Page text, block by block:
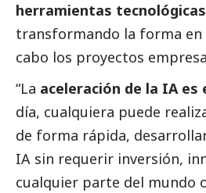
herramientas tecnológicas
transformando la forma en
cabo los proyectos
“La aceleración de la IA es
día, cualquiera puede
de forma rápida,
IA sin requerir inversión,
cualquier parte del mundo